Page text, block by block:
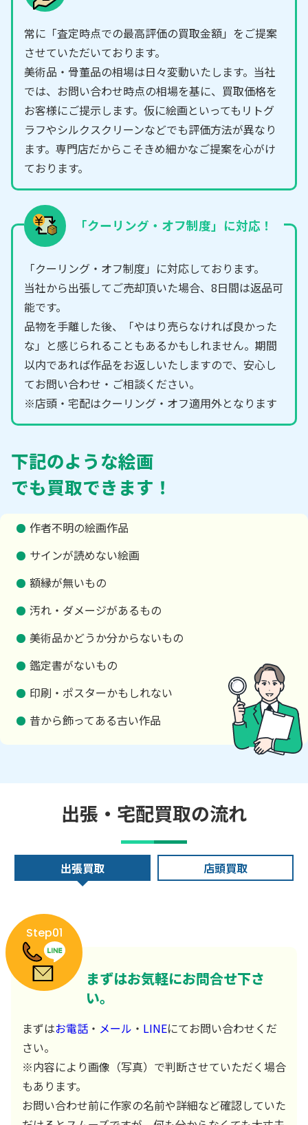
常に「査定時点での最高評価の買取金額」をご提案
させていただいております。
美術品・骨董品の相場は日々変動いたします。当社
では、お問い合わせ時点の相場を基に、買取価格を
お客様にご提示します。仮に絵画といってもリトグ
ラフやシルクスクリーンなどでも評価方法が異なり
ます。専門店だからこそきめ細かなご提案を心がけ
ております。
「クーリング・オフ制度」に対応！
「クーリング・オフ制度」に対応しております。
当社から出張してご売却頂いた場合、8日間は返品可
能です。
品物を手離した後、「やはり売らなければ良かった
な」と感じられることもあるかもしれません。期間
以内であれば作品をお返しいたしますので、安心し
てお問い合わせ・ご相談ください。
※店頭・宅配はクーリング・オフ適用外となります
下記のような絵画
でも買取できます！
作者不明の絵画作品
サインが読めない絵画
額縁が無いもの
汚れ・ダメージがあるもの
美術品かどうか分からないもの
鑑定書がないもの
印刷・ポスターかもしれない
昔から飾ってある古い作品
出張・宅配買取の流れ
出張買取 店頭買取
Step01
まずはお気軽にお問合せ下さ
い。
まずはお電話 ・ メール ・ LINEにてお問い合わせくだ
さい。
※内容により画像（写真）で判断させていただく場合
もあります。
お問い合わせ前に作家の名前や詳細など確認していた